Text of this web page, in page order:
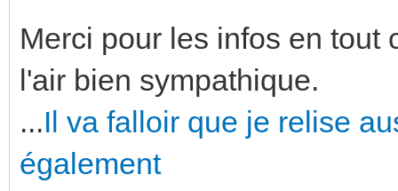
Merci pour les infos en tout
l'air bien sympathique.
...Il va falloir que je relise
également